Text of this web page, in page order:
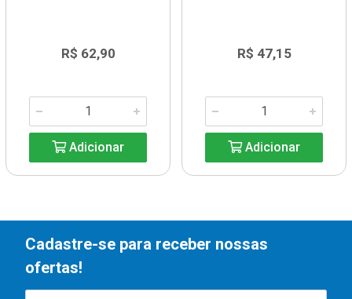
R$ 62,90
Adicionar
R$ 47,15
Adicionar
Cadastre-se para receber nossas
ofertas!